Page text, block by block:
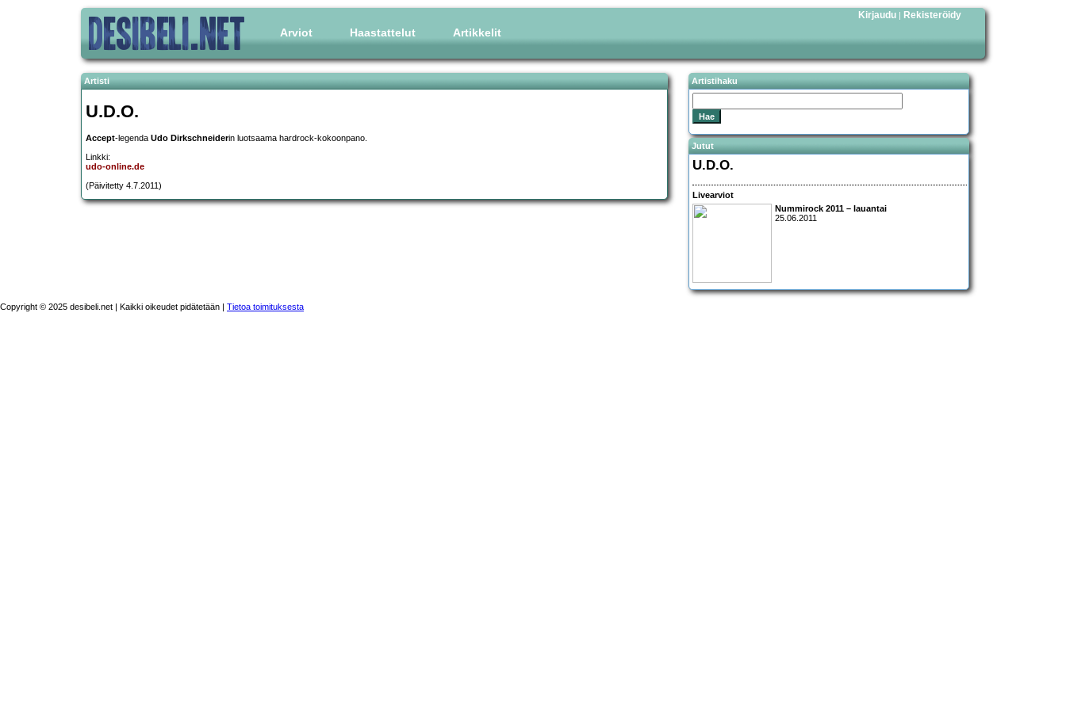
Arviot Haastattelut Artikkelit
Kirjaudu | Rekisteröidy
Artisti
U.D.O.
Accept-legenda Udo Dirkschneiderin luotsaama hardrock-kokoonpano.
Linkki:
udo-online.de
(Päivitetty 4.7.2011)
Artistihaku
Jutut
U.D.O.
Livearviot
Nummirock 2011 – lauantai
25.06.2011
Copyright © 2025 desibeli.net | Kaikki oikeudet pidätetään | Tietoa toimituksesta